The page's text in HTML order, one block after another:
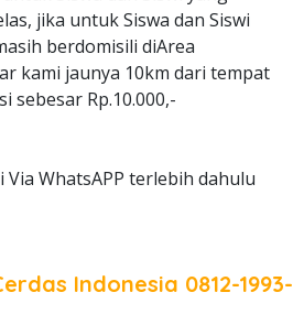
jika untuk Siswa dan Siswi
berdomisili diArea
kami jaunya 10km dari tempat
sebesar Rp.10.000,-
WhatsAPP terlebih dahulu
Indonesia 0812-1993-